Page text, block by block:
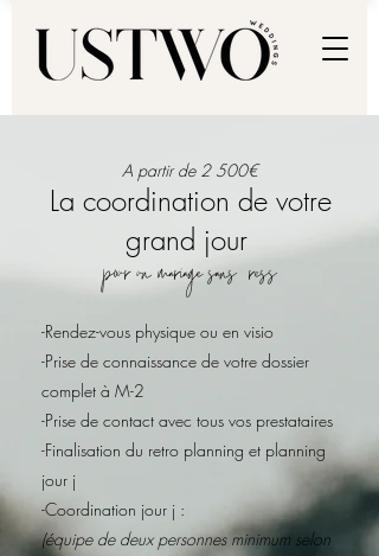
A partir de 2 500€
La coordination de votre
grand jour
pour un mariage sans stress
-Rendez-vous physique ou en visio
-Prise de connaissance de votre dossier
complet à M-2
-Prise de contact avec tous vos prestataires
-Finalisation du retro planning et planning
jour j
-Coordination jour j :
(équipe de deux personnes minimum selon